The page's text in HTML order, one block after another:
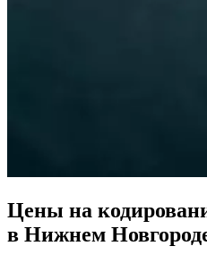
Цены на
в Нижнем